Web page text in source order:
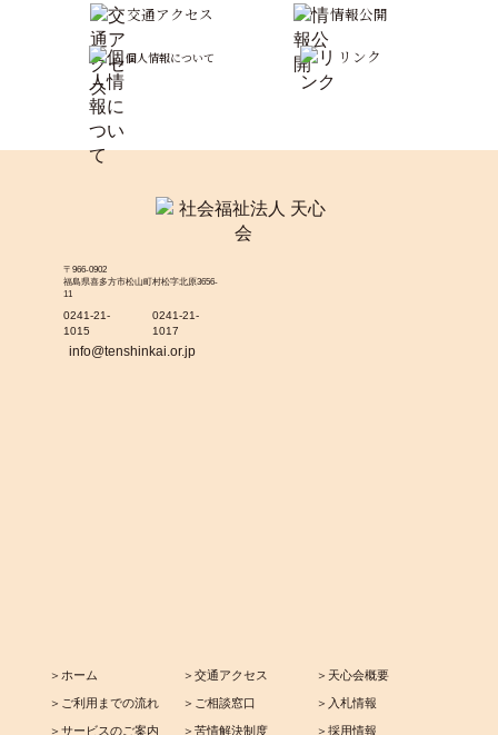
交通アクセス 情報公開
個人情報について リンク
〒966-0902
福島県喜多方市松山町村松字北原3656-
11
0241-21-
1015
0241-21-
1017
info@tenshinkai.or.jp
＞ホーム
＞ご利用までの流れ
＞サービスのご案内
＞交通アクセス
＞ご相談窓口
＞苦情解決制度
＞天心会概要
＞入札情報
＞採用情報